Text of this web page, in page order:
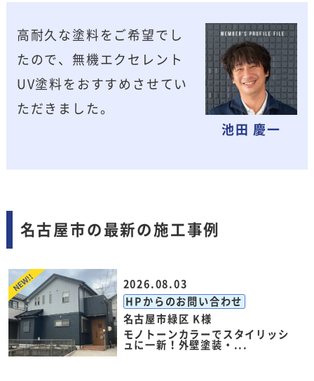
池田 慶一
高耐久な塗料をご希望でし
たので、無機エクセレント
UV塗料をおすすめさせてい
ただきました。
名古屋市の最新の施工事例
2026.08.03
HPからのお問い合わせ
名古屋市緑区 K様
モノトーンカラーでスタイリッシ
ュに一新！外壁塗装・...